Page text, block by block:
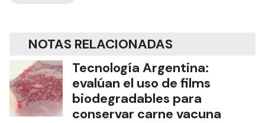
NOTAS RELACIONADAS
Tecnología Argentina:
evalúan el uso de films
biodegradables para
conservar carne vacuna